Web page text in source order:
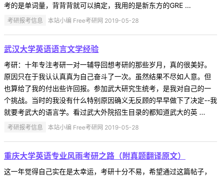
考的是单词量，背背背就可以搞定，我用的是新东方的GRE ...
考研报考信息 本站小编 Free考研网 2019-05-28
武汉大学英语语言文学经验
考研：十年专注考研一对一辅导回想考研的那些岁月，真的很美好。
原因只在于我认认真真为自己奋斗了一次。虽然结果不尽如人意。但
也算给了我的付出些许回报。参加武大研究生统考，是我对自己的一
个挑战。当时的我没有什么特别原因确义无反顾的早早做下了决定--我
就要考武大的语言学。看过武大外院招生目录的都知道武大的英 ...
考研报考信息 本站小编 Free考研网 2019-05-28
重庆大学英语专业风雨考研之路（附真题翻译原文）
这一年觉得自己实在是太幸运，考研十分不易，希望通过这篇帖子，